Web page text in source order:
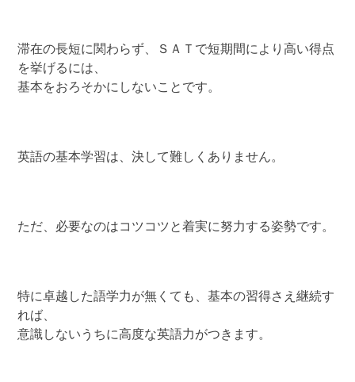
滞在の長短に関わらず、ＳＡＴで短期間により高い得点
を挙げるには、
基本をおろそかにしないことです。
英語の基本学習は、決して難しくありません。
ただ、必要なのはコツコツと着実に努力する姿勢です。
特に卓越した語学力が無くても、基本の習得さえ継続す
れば、
意識しないうちに高度な英語力がつきます。